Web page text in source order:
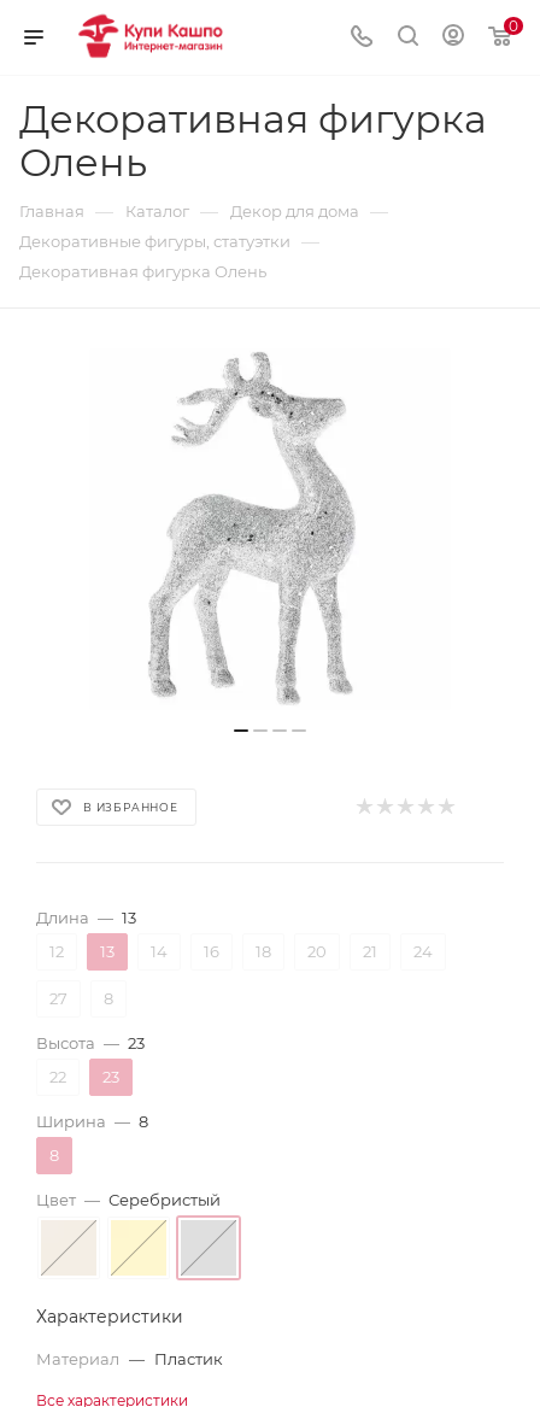
0
Декоративная фигурка
Олень
Главная — Каталог — Декор для дома —
Декоративные фигуры, статуэтки —
Декоративная фигурка Олень
В ИЗБРАННОЕ
Длина — 13
12
13 14 16 18 20 21 24
27 8
Высота — 23
22
23
Ширина — 8
8
Цвет — Серебристый
Характеристики
Материал — Пластик
Все характеристики